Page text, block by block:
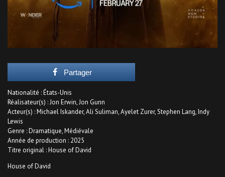
Partager
Nationalité : États-Unis
Réalisateur(s) : Jon Erwin, Jon Gunn
Acteur(s) : Michael Iskander, Ali Suliman, Ayelet Zurer, Stephen Lang, Indy
Lewis
Genre : Dramatique, Médiévale
Année de production : 2025
Titre original : House of David
House of David